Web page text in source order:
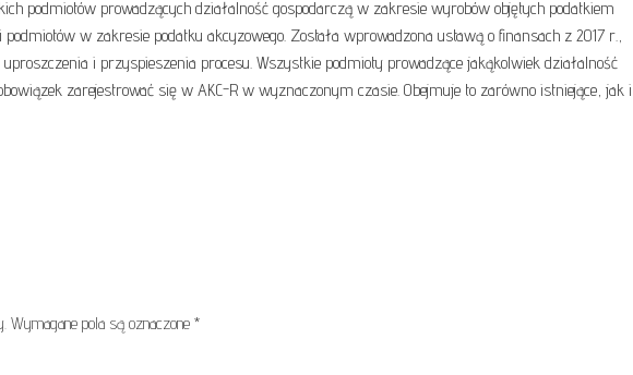
podmiotów prowadzących działalność gospodarczą w zakresie wyrobów objętych podatkiem
w zakresie podatku akcyzowego. Została wprowadzona ustawą o finansach z 2017 r.,
i przyspieszenia procesu. Wszystkie podmioty prowadzące jakąkolwiek działalność
zarejestrować się w AKC-R w wyznaczonym czasie. Obejmuje to zarówno istniejące, jak i
Wymagane pola są oznaczone *